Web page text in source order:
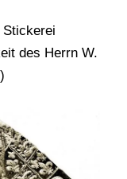
Stickerei
des Herrn W.